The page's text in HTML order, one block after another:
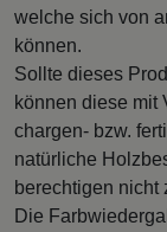
welche sich von
können.
Sollte dieses
können diese mit
chargen- bzw.
natürliche
berechtigen nicht
Die